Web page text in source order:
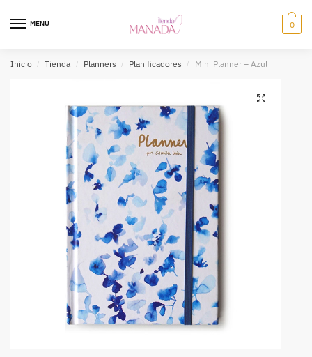
MENU 0
Inicio / Tienda / Planners / Planificadores / Mini Planner – Azul